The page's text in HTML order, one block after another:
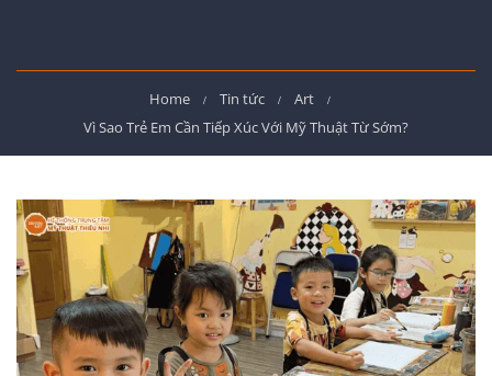
Home Tin tức
Art
Vì Sao Trẻ Em Cần Tiếp Xúc Với Mỹ Thuật Từ Sớm?